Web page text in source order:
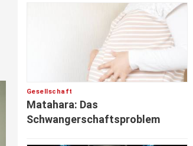
Gesellschaft
Matahara: Das
Schwangerschaftsproblem